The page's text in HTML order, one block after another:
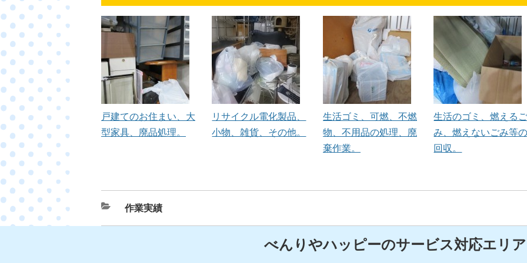
戸建てのお住まい、大
型家具、廃品処理。
リサイクル電化製品、
小物、雑貨、その他。
生活ゴミ、可燃、不燃
物、不用品の処理、廃
棄作業。
生活のゴミ、燃える
み、燃えないごみ等
回収。
カ
テ
作業実績
べんりやハッピーのサービス対応エリア